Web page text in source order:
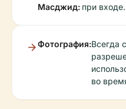
Масджид: при входе.
Фотография:Всегда
во